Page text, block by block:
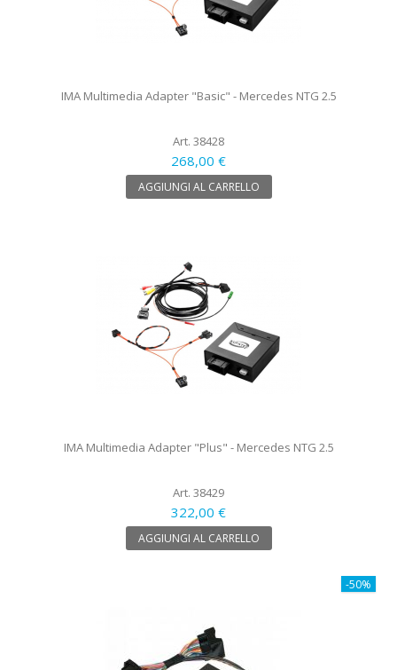
IMA Multimedia Adapter "Basic" - Mercedes NTG 2.5
Art. 38428
268,00 €
AGGIUNGI AL CARRELLO
IMA Multimedia Adapter "Plus" - Mercedes NTG 2.5
Art. 38429
322,00 €
AGGIUNGI AL CARRELLO
-50%